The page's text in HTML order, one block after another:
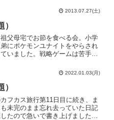
よなぁ…気象庁は大雨が降るとか
いたのに、カンカン照りじゃない
は寧ろ外の方が涼...
2013.07.27(土)
）
父母宅でお節を食べる会。小学
にポケモンユナイトをやらされ
いました。戦略ゲームは苦手な
僕が獲得したのはたったの5点とい
様でした。対戦ならレースゲーム
欲しかった感...
2022.01.03(月)
）
フカス旅行第11日目に続き、ま
未完のまま忘れ去っていた日記
たので急いで書き上げました。3